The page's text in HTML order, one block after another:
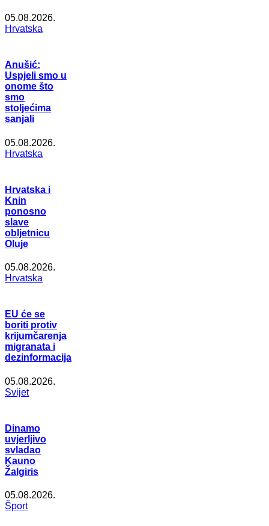
05.08.2026.
Hrvatska
Anušić:
Uspjeli smo u
onome što
smo
stoljećima
sanjali
05.08.2026.
Hrvatska
Hrvatska i
Knin
ponosno
slave
obljetnicu
Oluje
05.08.2026.
Hrvatska
EU će se
boriti protiv
krijumčarenja
migranata i
dezinformacija
05.08.2026.
Svijet
Dinamo
uvjerljivo
svladao
Kauno
Žalgiris
05.08.2026.
Šport